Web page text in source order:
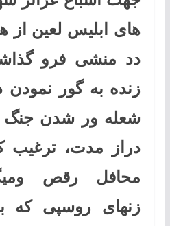
های ابلیس لعین از
دد منشی فرو
زنده به گور نمودن
شعله ور شدن جنگ
دراز مدت، ترغیب
محافل رقص
زنهای روسپی که